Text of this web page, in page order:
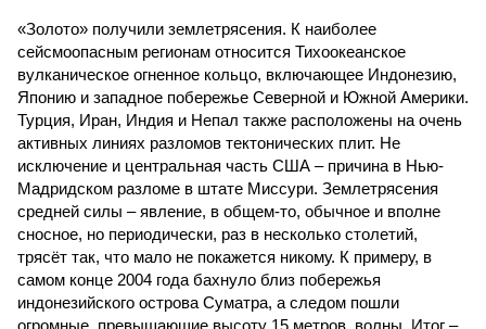
«Золото» получили землетрясения. К наиболее
сейсмоопасным регионам относится Тихоокеанское
вулканическое огненное кольцо, включающее Индонезию,
Японию и западное побережье Северной и Южной Америки.
Турция, Иран, Индия и Непал также расположены на очень
активных линиях разломов тектонических плит. Не
исключение и центральная часть США – причина в Нью-
Мадридском разломе в штате Миссури. Землетрясения
средней силы – явление, в общем-то, обычное и вполне
сносное, но периодически, раз в несколько столетий,
трясёт так, что мало не покажется никому. К примеру, в
самом конце 2004 года бахнуло близ побережья
индонезийского острова Суматра, а следом пошли
огромные, превышающие высоту 15 метров, волны. Итог –